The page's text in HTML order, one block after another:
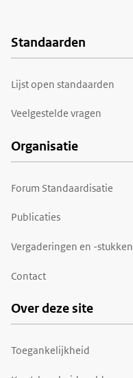
Voet
Standaarden
Lijst open standaarden
Veelgestelde vragen
Organisatie
Forum Standaardisatie
Publicaties
Vergaderingen en -stukken
Contact
Over deze site
Toegankelijkheid